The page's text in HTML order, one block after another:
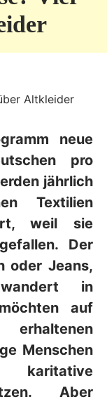
Altkleider
neue
pro
jährlich
Textilien
weil sie
Der
oder Jeans,
in
auf
Menschen
Aber